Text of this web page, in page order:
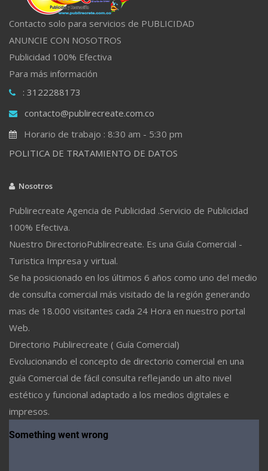
Contacto solo para servicios de PUBLICIDAD
ANUNCIE CON NOSOTROS
Publicidad 100% Efectiva
Para más información
: 3122288173
contacto@publirecreate.com.co
Horario de trabajo : 8:30 am - 5:30 pm
POLITICA DE TRATAMIENTO DE DATOS
Nosotros
Publirecreate Agencia de Publicidad .Servicio de Publicidad
100% Efectiva.
Nuestro DirectorioPublirecreate. Es una Guía Comercial -
Turistica Impresa y virtual.
Se ha posicionado en los últimos 6 años como uno del medio
de consulta comercial más visitado de la región generando
mas de 18.000 visitantes cada 24 Hora en nuestro portal
Web.
Directorio Publirecreate ( Guía Comercial)
Evolucionando el concepto de directorio comercial en una
guía Comercial de fácil consulta reflejando un alto nivel
estético y funcional adaptado a los medios digitales e
impresos.